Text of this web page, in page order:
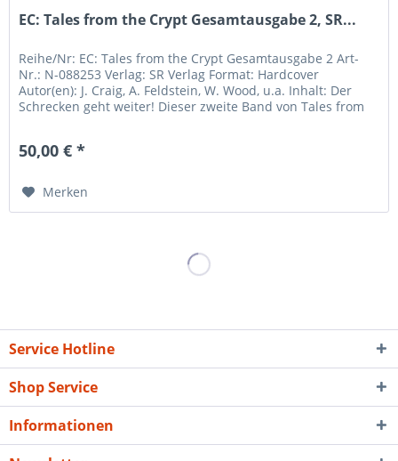
EC: Tales from the Crypt Gesamtausgabe 2, SR...
Reihe/Nr: EC: Tales from the Crypt Gesamtausgabe 2 Art-
Nr.: N-088253 Verlag: SR Verlag Format: Hardcover
Autor(en): J. Craig, A. Feldstein, W. Wood, u.a. Inhalt: Der
Schrecken geht weiter! Dieser zweite Band von Tales from
50,00 € *
Merken
Service Hotline
Shop Service
Informationen